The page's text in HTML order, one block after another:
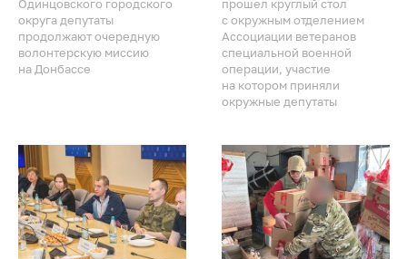
Одинцовского городского
округа депутаты
продолжают очередную
волонтерскую миссию
на Донбассе
прошел круглый стол
с окружным отделением
Ассоциации ветеранов
специальной военной
операции, участие
на котором приняли
окружные депутаты